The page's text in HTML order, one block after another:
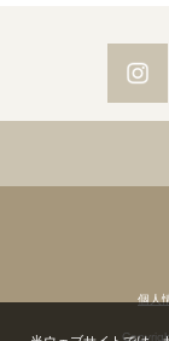
個人